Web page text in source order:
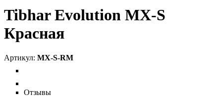
Tibhar Evolution MX-S
Красная
MX-S-RM
Отзывы